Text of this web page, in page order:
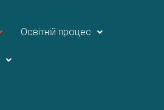
Освітній процес